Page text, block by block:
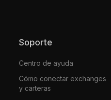
Soporte
Centro de ayuda
Cómo conectar exchanges
y carteras